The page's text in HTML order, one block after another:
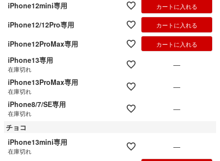
iPhone12mini専用 カートに入れる
iPhone12/12Pro専用 カートに入れる
iPhone12ProMax専用 カートに入れる
iPhone13専用
在庫切れ
—
iPhone13ProMax専用
在庫切れ
—
iPhone8/7/SE専用
在庫切れ
—
チョコ
iPhone13mini専用
在庫切れ —